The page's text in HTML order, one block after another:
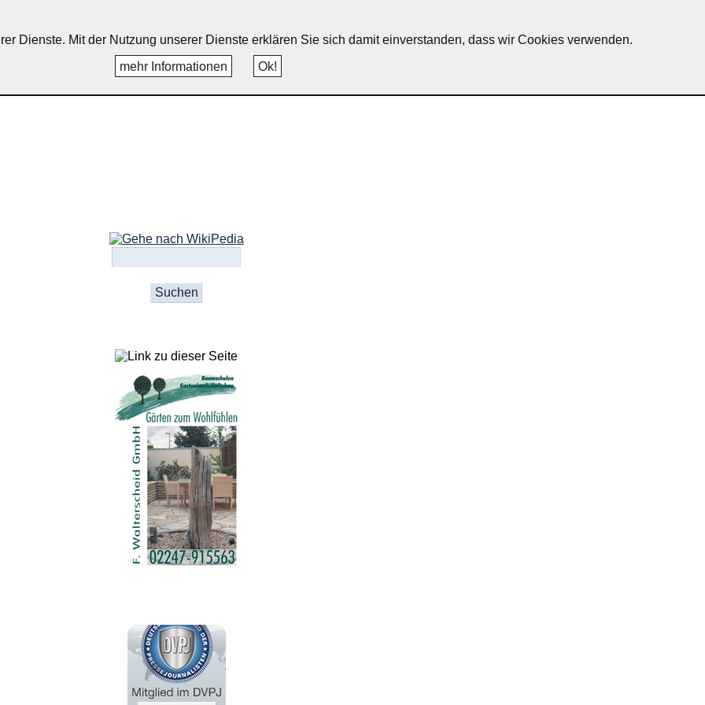
Dienste. Mit der Nutzung unserer Dienste erklären Sie sich damit einverstanden, dass wir Cookies verwenden.
mehr Informationen
Ok!